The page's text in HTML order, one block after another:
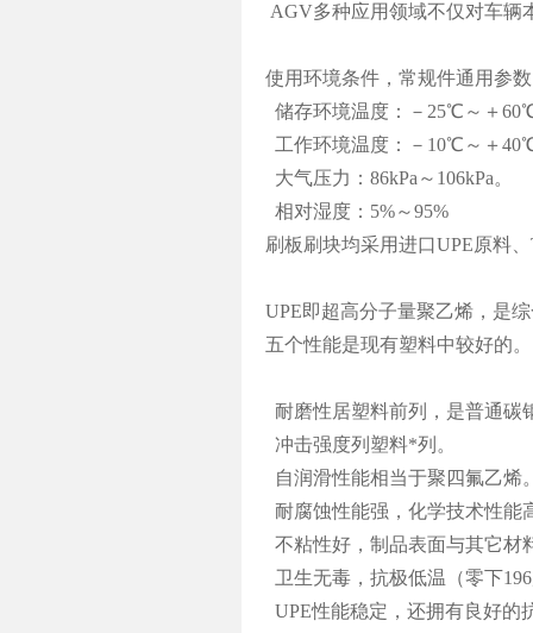
AGV多种应用领域不仅对车辆
使用环境条件，常规件通用参数
储存环境温度：－25℃～＋
工作环境温度：－10℃～＋
大气压力：86kPa～106kPa。
相对湿度：5%～95%
刷板刷块均采用进口UPE原料
UPE即超高分子量聚乙烯，是
五个性能是现有塑料中较好的。
耐磨性居塑料前列，是普通碳
冲击强度列塑料*列。
自润滑性能相当于聚四氟乙烯
耐腐蚀性能强，化学技术性能
不粘性好，制品表面与其它材
卫生无毒，抗极低温（零下
UPE性能稳定，还拥有良好的